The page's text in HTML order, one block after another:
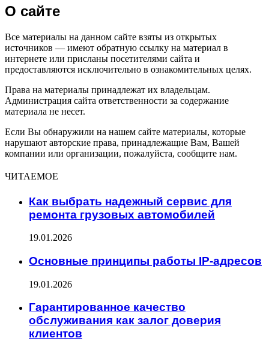
О сайте
Все материалы на данном сайте взяты из открытых
источников — имеют обратную ссылку на материал в
интернете или присланы посетителями сайта и
предоставляются исключительно в ознакомительных целях.
Права на материалы принадлежат их владельцам.
Администрация сайта ответственности за содержание
материала не несет.
Если Вы обнаружили на нашем сайте материалы, которые
нарушают авторские права, принадлежащие Вам, Вашей
компании или организации, пожалуйста, сообщите нам.
ЧИТАЕМОЕ
Как выбрать надежный сервис для
ремонта грузовых автомобилей
19.01.2026
Основные принципы работы IP-адресов
19.01.2026
Гарантированное качество
обслуживания как залог доверия
клиентов